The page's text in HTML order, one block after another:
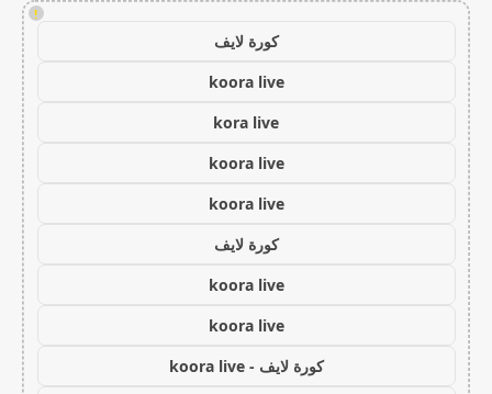
!
كورة لايف
koora live
kora live
koora live
koora live
كورة لايف
koora live
koora live
كورة لايف - koora live